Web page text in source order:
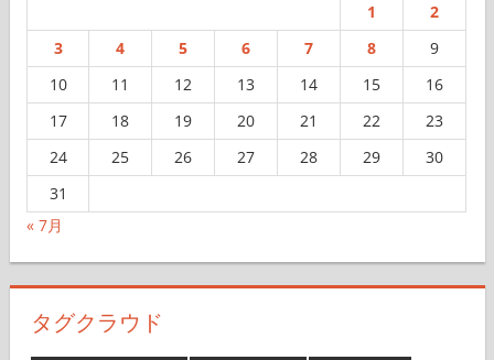
1
2
3
4 5 6 7 8
9
10
11 12 13 14 15
16
17
18 19 20 21 22
23
24
25 26 27 28 29
30
31
« 7月
タグクラウド